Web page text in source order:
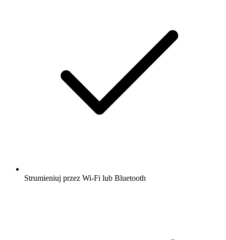
Strumieniuj przez Wi-Fi lub Bluetooth